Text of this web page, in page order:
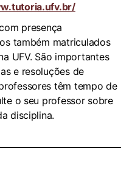
presença
também matriculados
UFV. São importantes
e resoluções de
têm tempo de
o seu professor sobre
disciplina.